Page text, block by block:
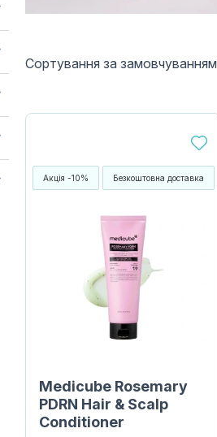
Сортування за замовчуванням
Акція -10% Безкоштовна доставка
Medicube Rosemary
PDRN Hair & Scalp
Conditioner